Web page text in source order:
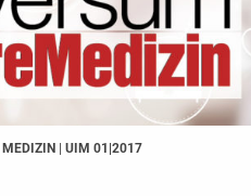
MEDIZIN | UIM 01|2017